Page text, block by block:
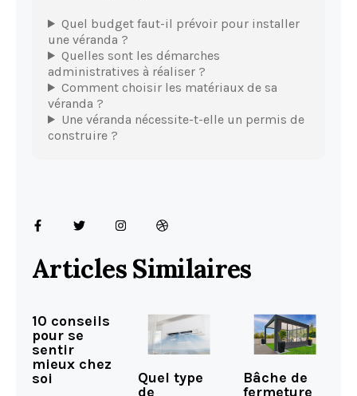
Quel budget faut-il prévoir pour installer
une véranda ?
Quelles sont les démarches
administratives à réaliser ?
Comment choisir les matériaux de sa
véranda ?
Une véranda nécessite-t-elle un permis de
construire ?
Articles Similaires
10 conseils
pour se
sentir
mieux chez
soi
Quel type
de
Bâche de
fermeture